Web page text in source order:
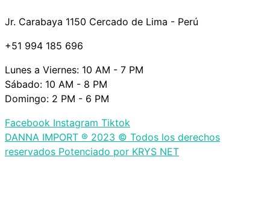
Jr. Carabaya 1150 Cercado de Lima - Perú
+51 994 185 696
Lunes a Viernes: 10 AM - 7 PM
Sábado: 10 AM - 8 PM
Domingo: 2 PM - 6 PM
Facebook Instagram Tiktok
DANNA IMPORT ® 2023 © Todos los derechos
reservados Potenciado por KRYS NET